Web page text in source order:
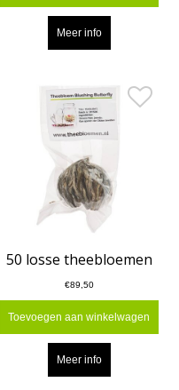
Meer info
50 losse theebloemen
€89,50
Toevoegen aan winkelwagen
Meer info